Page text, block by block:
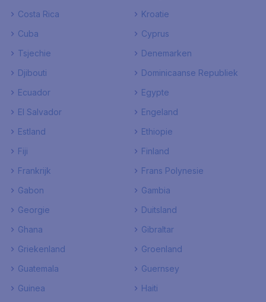
Costa Rica
Kroatie
Cuba
Cyprus
Tsjechie
Denemarken
Djibouti
Dominicaanse Republiek
Ecuador
Egypte
El Salvador
Engeland
Estland
Ethiopie
Fiji
Finland
Frankrijk
Frans Polynesie
Gabon
Gambia
Georgie
Duitsland
Ghana
Gibraltar
Griekenland
Groenland
Guatemala
Guernsey
Guinea
Haiti